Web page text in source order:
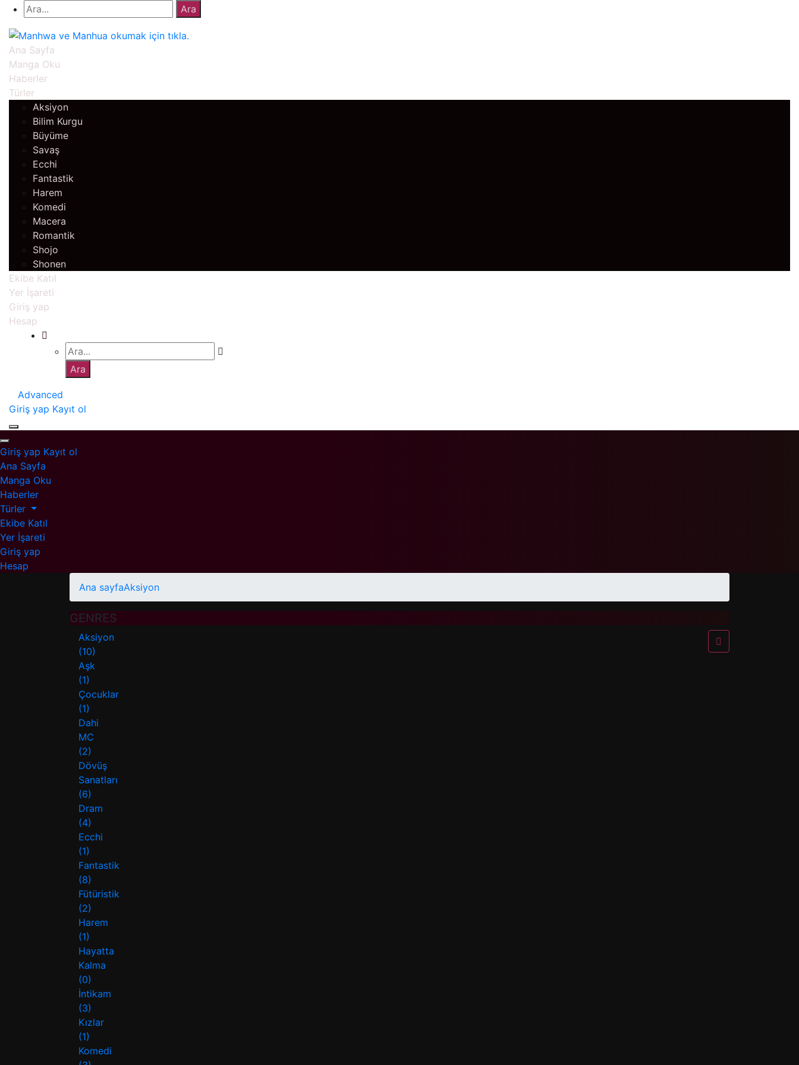
Ana Sayfa
Manga Oku
Haberler
Türler
Aksiyon
Bilim Kurgu
Büyüme
Savaş
Ecchi
Fantastik
Harem
Komedi
Macera
Romantik
Shojo
Shonen
Ekibe Katıl
Yer İşareti
Giriş yap
Hesap
Advanced
Giriş yap Kayıt ol
Giriş yap Kayıt ol
Ana Sayfa
Manga Oku
Haberler
Türler
Ekibe Katıl
Yer İşareti
Giriş yap
Hesap
Ana sayfaAksiyon
GENRES
Aksiyon
(10)
Aşk
(1)
Çocuklar
(1)
Dahi
MC
(2)
Dövüş
Sanatları
(6)
Dram
(4)
Ecchi
(1)
Fantastik
(8)
Fütüristik
(2)
Harem
(1)
Hayatta
Kalma
(0)
İntikam
(3)
Kızlar
(1)
Komedi